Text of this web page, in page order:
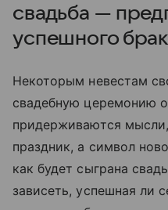
свадьба —
успешного
Некоторым невестам
свадебную церемонию
придерживаются
праздник, а символ
как будет сыграна
зависеть, успешная ли